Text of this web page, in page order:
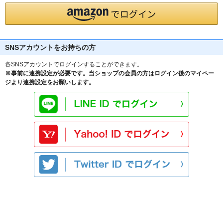
SNSアカウントをお持ちの方
各SNSアカウントでログインすることができます。
※事前に連携設定が必要です。当ショップの会員の方はログイン後のマイペー
ジより連携設定をお願いします。